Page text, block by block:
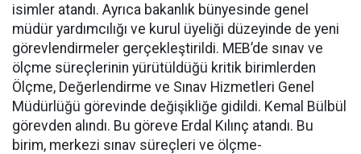
isimler atandı. Ayrıca bakanlık bünyesinde genel
müdür yardımcılığı ve kurul üyeliği düzeyinde de yeni
görevlendirmeler gerçekleştirildi. MEB’de sınav ve
ölçme süreçlerinin yürütüldüğü kritik birimlerden
Ölçme, Değerlendirme ve Sınav Hizmetleri Genel
Müdürlüğü görevinde değişikliğe gidildi. Kemal Bülbül
görevden alındı. Bu göreve Erdal Kılınç atandı. Bu
birim, merkezi sınav süreçleri ve ölçme-